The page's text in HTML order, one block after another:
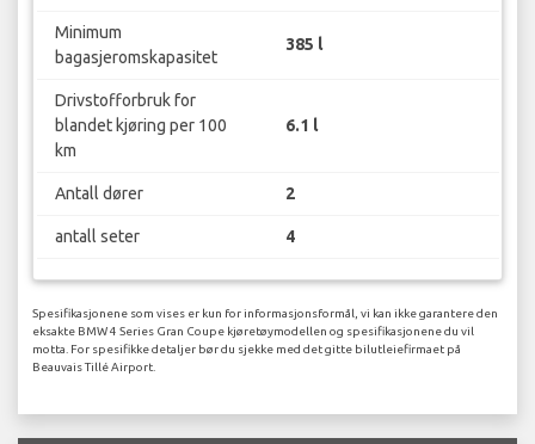
Minimum
bagasjeromskapasitet
385 l
Drivstofforbruk for
blandet kjøring per 100
km
6.1 l
Antall dører 2
antall seter 4
Spesifikasjonene som vises er kun for informasjonsformål, vi kan ikke garantere den
eksakte BMW 4 Series Gran Coupe kjøretøymodellen og spesifikasjonene du vil
motta. For spesifikke detaljer bør du sjekke med det gitte bilutleiefirmaet på
Beauvais Tillé Airport.